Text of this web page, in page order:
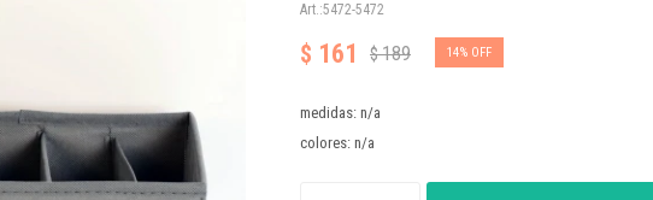
5472-5472
$ 161 $189 14
medidas: n/a
colores: n/a